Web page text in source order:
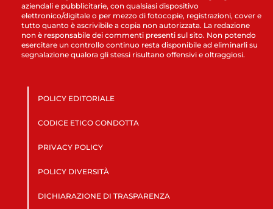
aziendali e pubblicitarie, con qualsiasi dispositivo
elettronico/digitale o per mezzo di fotocopie, registrazioni, cover e
tutto quanto è ascrivibile a copia non autorizzata. La redazione
non è responsabile dei commenti presenti sul sito. Non potendo
esercitare un controllo continuo resta disponibile ad eliminarli su
segnalazione qualora gli stessi risultano offensivi e oltraggiosi.
POLICY EDITORIALE
CODICE ETICO CONDOTTA
PRIVACY POLICY
POLICY DIVERSITÀ
DICHIARAZIONE DI TRASPARENZA